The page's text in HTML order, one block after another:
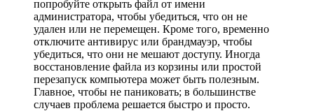
попробуйте открыть файл от имени
администратора, чтобы убедиться, что он не
удален или не перемещен. Кроме того, временно
отключите антивирус или брандмауэр, чтобы
убедиться, что они не мешают доступу. Иногда
восстановление файла из корзины или простой
перезапуск компьютера может быть полезным.
Главное, чтобы не паниковать; в большинстве
случаев проблема решается быстро и просто.